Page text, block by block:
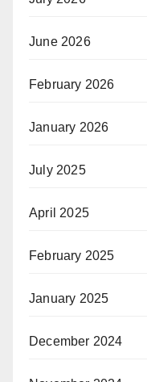
June 2026
February 2026
January 2026
July 2025
April 2025
February 2025
January 2025
December 2024